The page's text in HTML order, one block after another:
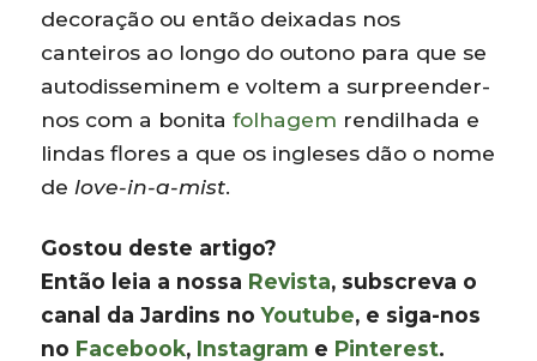
decoração ou então deixadas nos
canteiros ao longo do outono para que se
autodisseminem e voltem a surpreender-
nos com a bonitafolhagem rendilhada e
lindas flores a que os ingleses dão o nome
delove-in-a-mist.
Gostou deste artigo?
Então leia a nossa Revista, subscreva o
canal da Jardins noYoutube, e siga-nos
no Facebook, Instagram e Pinterest.